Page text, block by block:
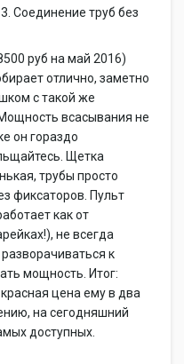
Соединение труб без
руб на май 2016)
отлично, заметно
с такой же
всасывания не
он гораздо
Щетка
трубы просто
фиксаторов. Пульт
как от
не всегда
к
мощность. Итог:
цена ему в два
на сегодняшний
доступных.